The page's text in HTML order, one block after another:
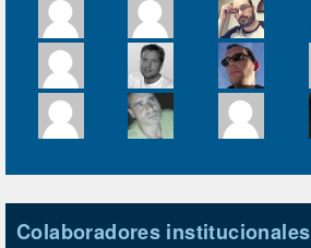
Colaboradores institucionales